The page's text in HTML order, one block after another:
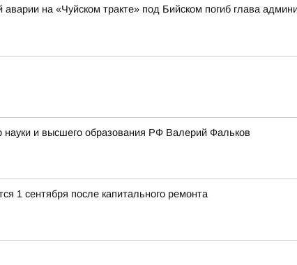
аварии на «Чуйском тракте» под Бийском погиб глава
науки и высшего образования РФ Валерий Фальков
1 сентября после капитального ремонта